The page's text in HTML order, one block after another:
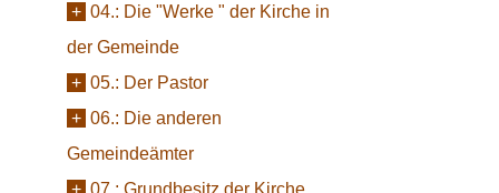
+ 04.: Die "Werke " der Kirche in
der Gemeinde
+ 05.: Der Pastor
+ 06.: Die anderen
Gemeindeämter
+ 07.: Grundbesitz der Kirche,